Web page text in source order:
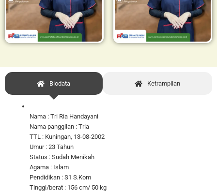
Biodata Ketrampilan
Nama : Tri Ria Handayani
Nama panggilan : Tria
TTL : Kuningan, 13-08-2002
Umur : 23 Tahun
Status : Sudah Menikah
Agama : Islam
Pendidikan : S1 S.Kom
Tinggi/berat : 156 cm/ 50 kg